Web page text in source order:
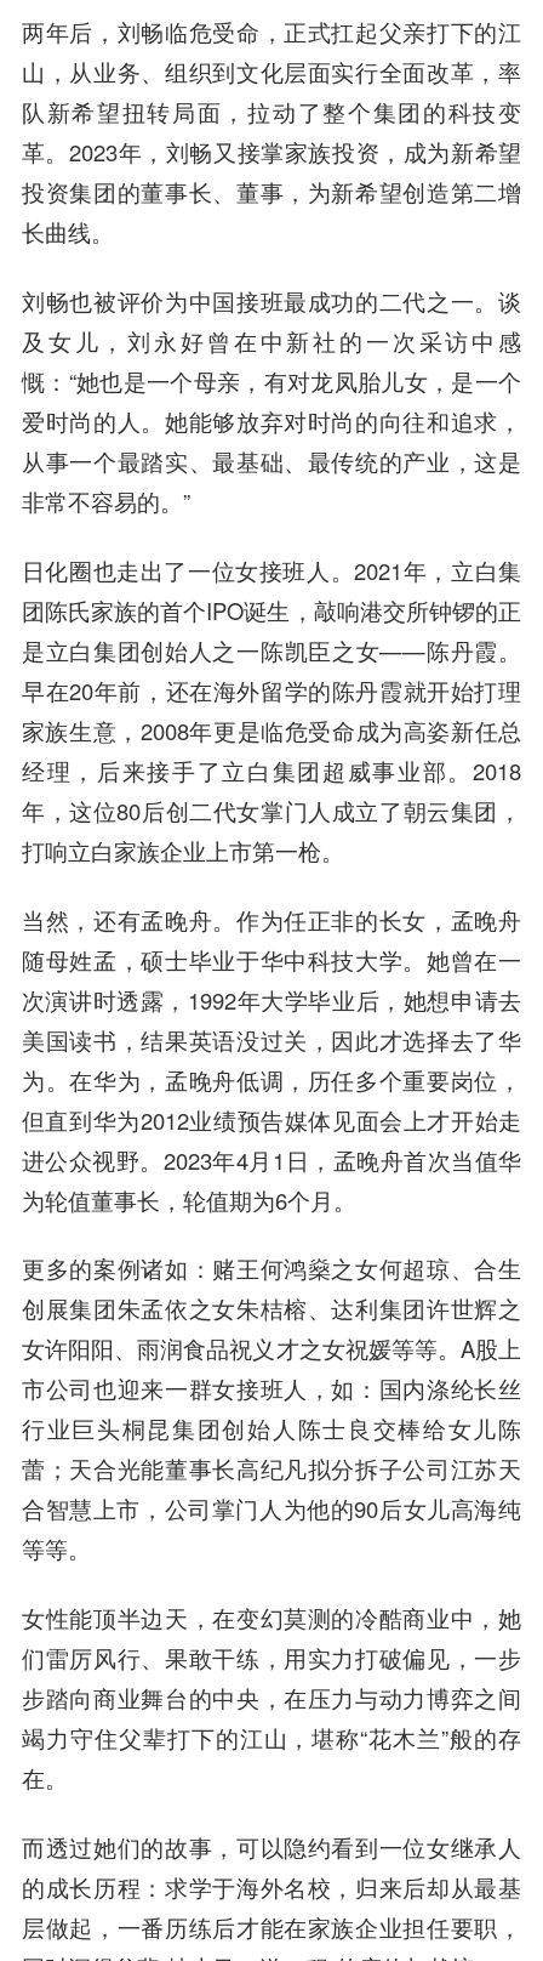
两年后，刘畅临危受命，正式扛起父亲打下的江
山，从业务、组织到文化层面实行全面改革，率
队新希望扭转局面，拉动了整个集团的科技变
革。2023年，刘畅又接掌家族投资，成为新希望
投资集团的董事长、董事，为新希望创造第二增
长曲线。
刘畅也被评价为中国接班最成功的二代之一。谈
及女儿，刘永好曾在中新社的一次采访中感
慨：“她也是一个母亲，有对龙凤胎儿女，是一个
爱时尚的人。她能够放弃对时尚的向往和追求，
从事一个最踏实、最基础、最传统的产业，这是
非常不容易的。”
日化圈也走出了一位女接班人。2021年，立白集
团陈氏家族的首个IPO诞生，敲响港交所钟锣的正
是立白集团创始人之一陈凯臣之女——陈丹霞。
早在20年前，还在海外留学的陈丹霞就开始打理
家族生意，2008年更是临危受命成为高姿新任总
经理，后来接手了立白集团超威事业部。2018
年，这位80后创二代女掌门人成立了朝云集团，
打响立白家族企业上市第一枪。
当然，还有孟晚舟。作为任正非的长女，孟晚舟
随母姓孟，硕士毕业于华中科技大学。她曾在一
次演讲时透露，1992年大学毕业后，她想申请去
美国读书，结果英语没过关，因此才选择去了华
为。在华为，孟晚舟低调，历任多个重要岗位，
但直到华为2012业绩预告媒体见面会上才开始走
进公众视野。2023年4月1日，孟晚舟首次当值华
为轮值董事长，轮值期为6个月。
更多的案例诸如：赌王何鸿燊之女何超琼、合生
创展集团朱孟依之女朱桔榕、达利集团许世辉之
女许阳阳、雨润食品祝义才之女祝媛等等。A股上
市公司也迎来一群女接班人，如：国内涤纶长丝
行业巨头桐昆集团创始人陈士良交棒给女儿陈
蕾；天合光能董事长高纪凡拟分拆子公司江苏天
合智慧上市，公司掌门人为他的90后女儿高海纯
等等。
女性能顶半边天，在变幻莫测的冷酷商业中，她
们雷厉风行、果敢干练，用实力打破偏见，一步
步踏向商业舞台的中央，在压力与动力博弈之间
竭力守住父辈打下的江山，堪称“花木兰”般的存
在。
而透过她们的故事，可以隐约看到一位女继承人
的成长历程：求学于海外名校，归来后却从最基
层做起，一番历练后才能在家族企业担任要职，